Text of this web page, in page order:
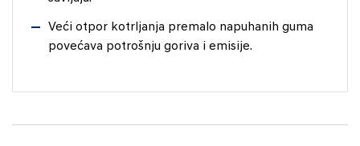
Veći otpor kotrljanja premalo napuhanih guma
povećava potrošnju goriva i emisije.